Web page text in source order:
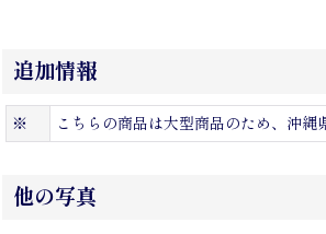
追加情報
※ こちらの商品は大型商品のため、沖縄
他の写真